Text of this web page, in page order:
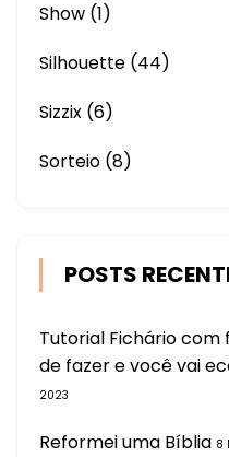
Show (1)
Silhouette (44)
Sizzix (6)
Sorteio (8)
POSTS
Tutorial Fichário
de fazer e você vai
2023
Reformei uma Bíblia 8